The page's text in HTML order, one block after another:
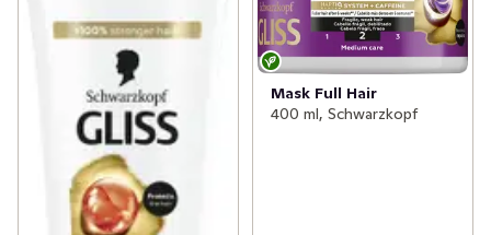
Mask Full Hair
400 ml, Schwarzkopf